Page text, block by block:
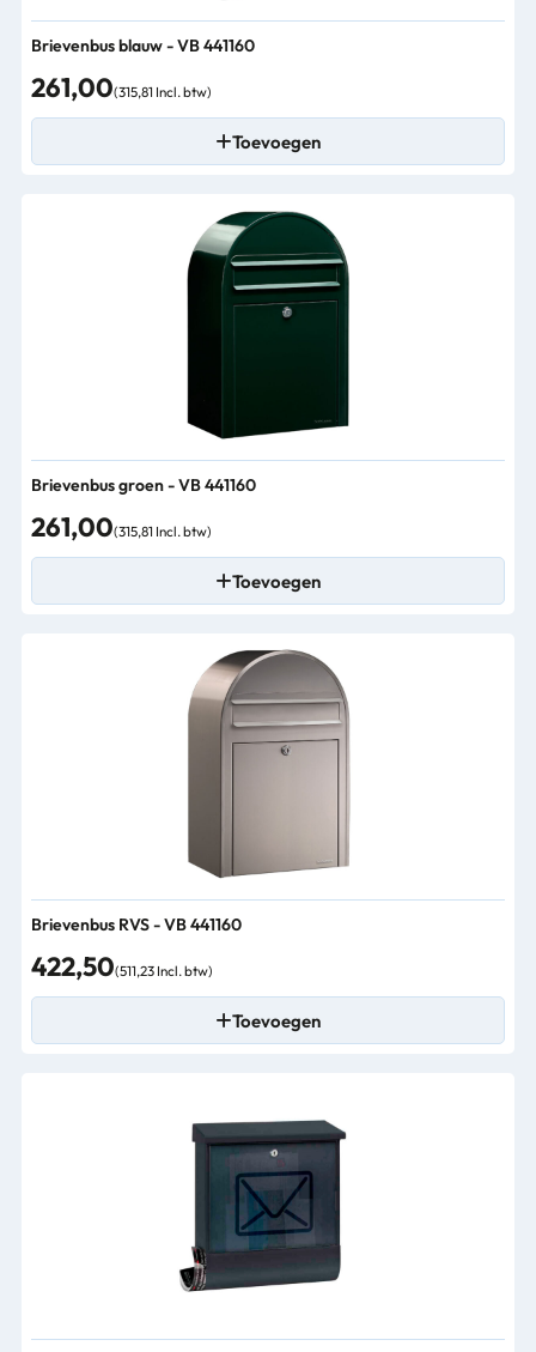
Brievenbus blauw - VB 441160
261,00(315,81 Incl. btw)
Toevoegen
Brievenbus groen - VB 441160
261,00(315,81 Incl. btw)
Toevoegen
Brievenbus RVS - VB 441160
422,50(511,23 Incl. btw)
Toevoegen